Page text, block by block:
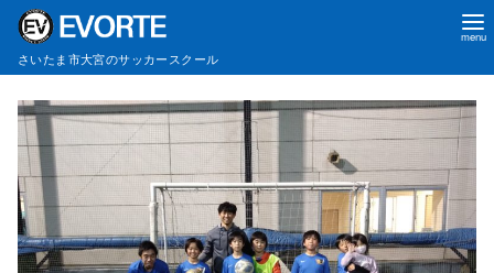
さいたま市大宮のサッカースクール